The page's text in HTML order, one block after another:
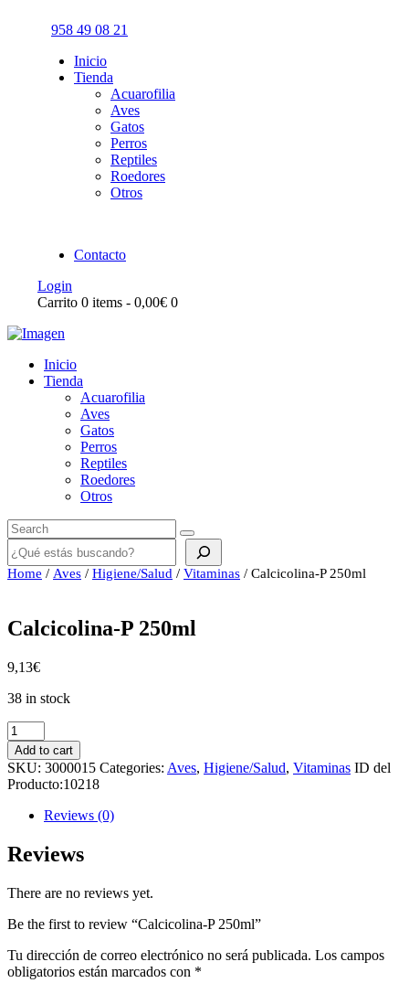
958 49 08 21
Inicio
Tienda
Acuarofilia
Aves
Gatos
Perros
Reptiles
Roedores
Otros
Contacto
Login
Carrito 0 items - 0,00€ 0
Inicio
Tienda
Acuarofilia
Aves
Gatos
Perros
Reptiles
Roedores
Otros
Buscar
Home / Aves / Higiene/Salud / Vitaminas / Calcicolina-P 250ml
Calcicolina-P 250ml
9,13€
38 in stock
Calcicolina-
P
250ml
quantity
Add to cart
SKU: 3000015 Categories: Aves, Higiene/Salud, Vitaminas ID del
Producto:10218
Reviews (0)
Reviews
There are no reviews yet.
Be the first to review “Calcicolina-P 250ml”
Tu dirección de correo electrónico no será publicada. Los campos
obligatorios están marcados con *